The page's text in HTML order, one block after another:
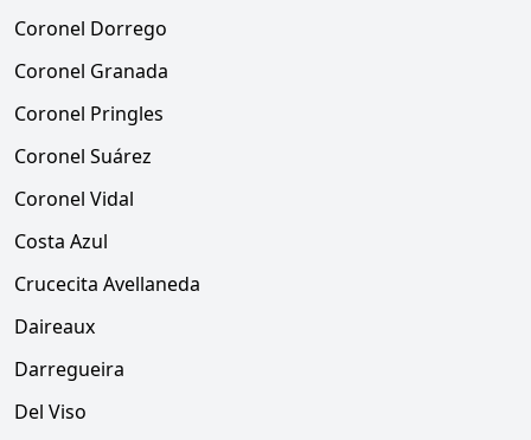
Coronel Dorrego
Coronel Granada
Coronel Pringles
Coronel Suárez
Coronel Vidal
Costa Azul
Crucecita Avellaneda
Daireaux
Darregueira
Del Viso